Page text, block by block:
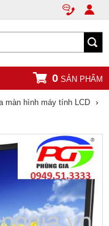
0 SẢN PHẨM
màn hình máy tính LCD ›